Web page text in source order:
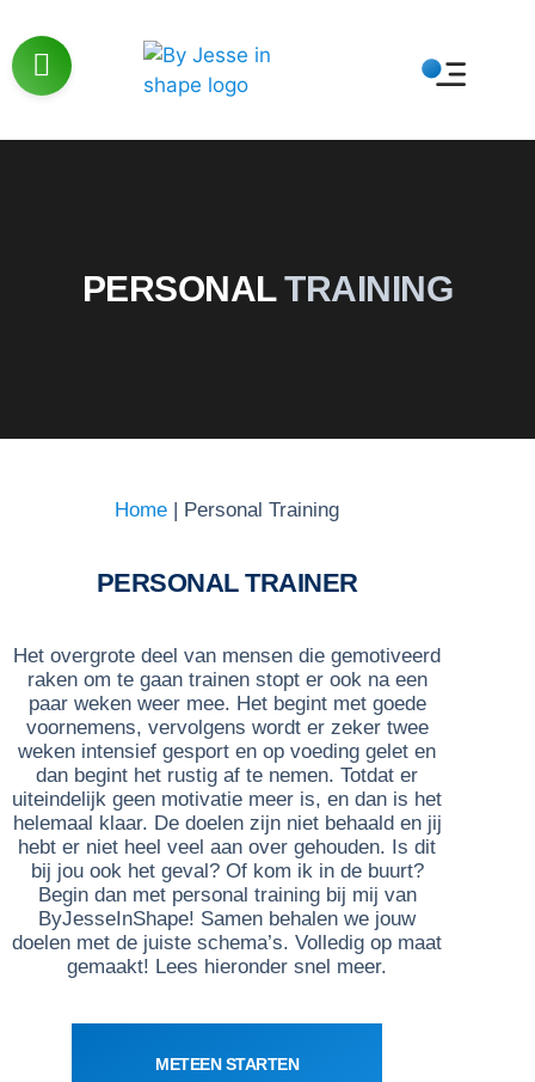
PERSONALTRAINING
Home | Personal Training
PERSONAL TRAINER
Het overgrote deel van mensen die gemotiveerd
raken om te gaan trainen stopt er ook na een
paar weken weer mee. Het begint met goede
voornemens, vervolgens wordt er zeker twee
weken intensief gesport en op voeding gelet en
dan begint het rustig af te nemen. Totdat er
uiteindelijk geen motivatie meer is, en dan is het
helemaal klaar. De doelen zijn niet behaald en jij
hebt er niet heel veel aan over gehouden. Is dit
bij jou ook het geval? Of kom ik in de buurt?
Begin dan met personal training bij mij van
ByJesseInShape! Samen behalen we jouw
doelen met de juiste schema’s. Volledig op maat
gemaakt! Lees hieronder snel meer.
METEEN STARTEN